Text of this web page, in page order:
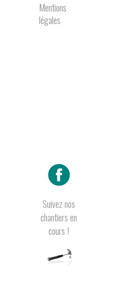
Mentions
légales
Suivez nos
chantiers en
cours !